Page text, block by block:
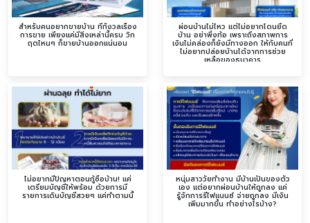
สำหรับคนอยากขายบ้าน ที่กังวลเรื่อง
การขาย เพียงแค่มีสิ่งเหล่านี้ครบ วิก
ฤตไหนๆ ก็ขายบ้านออกแน่นอน
ผ่อนบ้านไม่ไหว แต่ไม่อยากโดนยึด
บ้าน อย่าพึ่งท้อ เพราะถึงสภาพการ
เงินไม่คล่องก็ยังมีทางออก ให้กับคนที่
ไม่อยากปล่อยบ้านได้จากการช่วย
เหลือของธนาคาร
ไม่อยากมีปัญหาตอนกู้ซื้อบ้าน! แค่
เตรียมบัญชีให้พร้อม ด้วยการมี
รายการเดินบัญชีสวยๆ แค่ทำตามนี้
หนุ่มสาววัยทำงาน มีบ้านเป็นของตัว
เอง แต่อยากผ่อนบ้านให้ถูกลง แค่
รู้จักการรีไฟแนนซ์ จ่ายถูกลง มีเงิน
เพิ่มมากขึ้น ทำอย่างไรบ้าง?